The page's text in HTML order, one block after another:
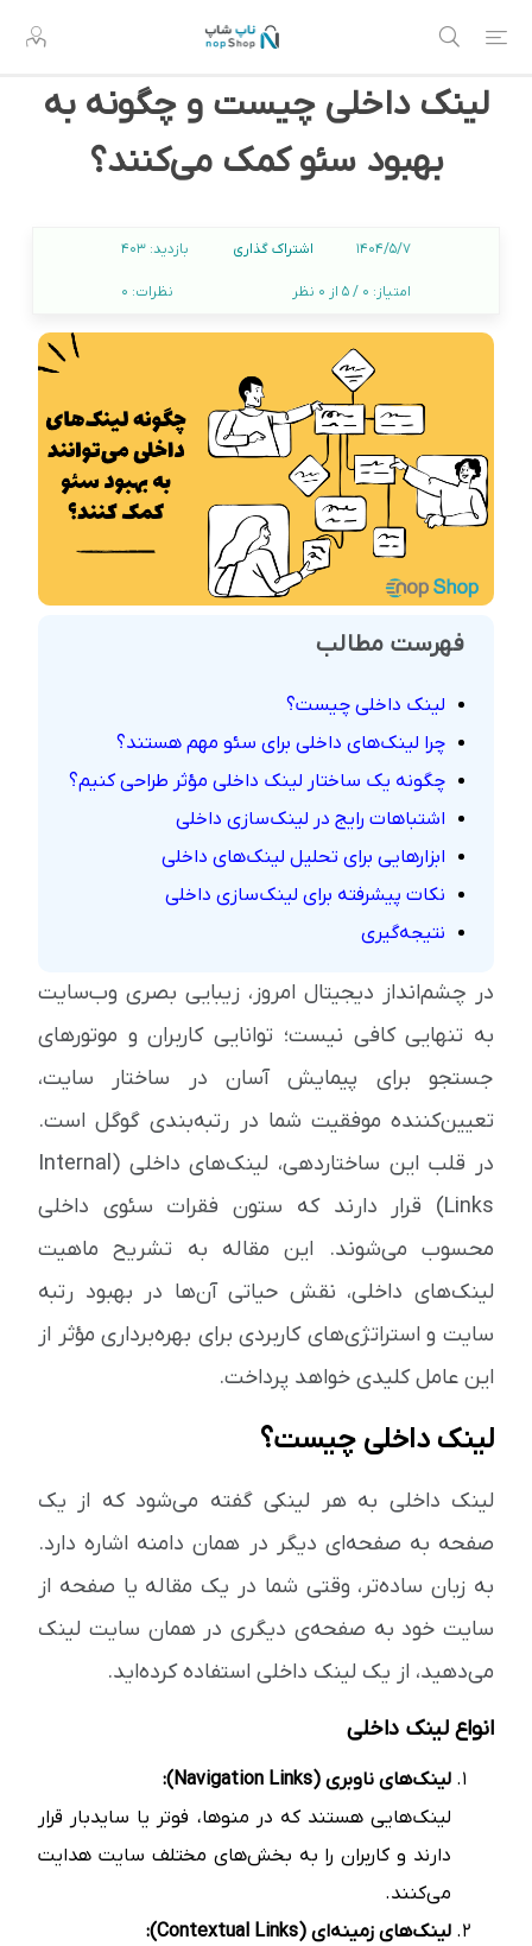
لینک داخلی چیست و چگونه به
بهبود سئو کمک می‌کنند؟
1404/5/7 اشتراک گذاری بازدید:403
امتیاز: 0 / 5 از 0 نظر نظرات: 0
فهرست مطالب
لینک داخلی چیست؟
چرا لینک‌های داخلی برای سئو مهم هستند؟
چگونه یک ساختار لینک داخلی مؤثر طراحی کنیم؟
اشتباهات رایج در لینک‌سازی داخلی
ابزارهایی برای تحلیل لینک‌های داخلی
نکات پیشرفته برای لینک‌سازی داخلی
نتیجه‌گیری
در چشم‌انداز دیجیتال امروز، زیبایی بصری وب‌سایت
به تنهایی کافی نیست؛ توانایی کاربران و موتورهای
جستجو برای پیمایش آسان در ساختار سایت،
تعیین‌کننده موفقیت شما در رتبه‌بندی گوگل است.
در قلب این ساختاردهی، لینک‌های داخلی (Internal
Links) قرار دارند که ستون فقرات سئوی داخلی
محسوب می‌شوند. این مقاله به تشریح ماهیت
لینک‌های داخلی، نقش حیاتی آن‌ها در بهبود رتبه
سایت و استراتژی‌های کاربردی برای بهره‌برداری مؤثر از
این عامل کلیدی خواهد پرداخت.
لینک داخلی چیست؟
لینک داخلی به هر لینکی گفته می‌شود که از یک
صفحه به صفحه‌ای دیگر در همان دامنه اشاره دارد.
به زبان ساده‌تر، وقتی شما در یک مقاله یا صفحه از
سایت خود به صفحه‌ی دیگری در همان سایت لینک
می‌دهید، از یک لینک داخلی استفاده کرده‌اید.
انواع لینک داخلی
لینک‌های ناوبری (Navigation Links):
لینک‌هایی هستند که در منوها، فوتر یا سایدبار قرار
دارند و کاربران را به بخش‌های مختلف سایت هدایت
می‌کنند.
لینک‌های زمینه‌ای (Contextual Links):